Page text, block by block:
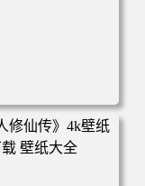
纸 3840x2160 电